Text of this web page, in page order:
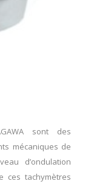
sont des
mécaniques de
d’ondulation
ces tachymètres